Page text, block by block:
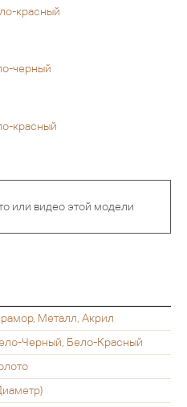
красный
черный
красный
или видео этой модели
Металл, Акрил
Черный, Бело-Красный